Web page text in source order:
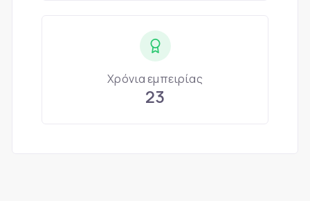
Χρόνια εμπειρίας
23